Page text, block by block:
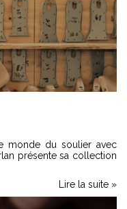
monde du soulier avec
présente sa collection
Lire la suite »